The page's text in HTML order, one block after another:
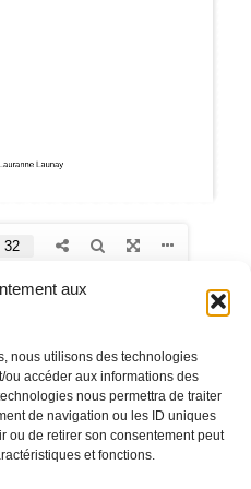
aux
nous utilisons des technologies
accéder aux informations des
nous permettra de traiter
de navigation ou les ID uniques
ou de retirer son consentement peut
et fonctions.
Solidarité